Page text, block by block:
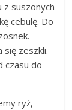
z suszonych
cebulę. Do
się zeszkli.
czasu do
ryż,